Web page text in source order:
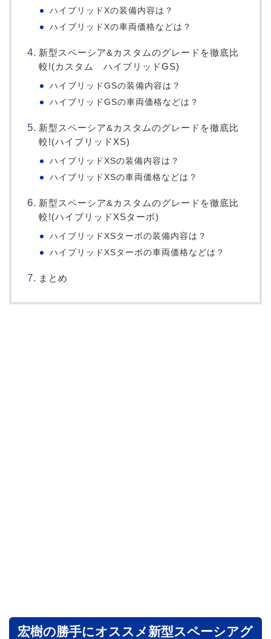
ハイブリッドXの装備内容は？
ハイブリッドXの車両価格などは？
新型スペーシア&カスタムのグレードを徹底比
較!(カスタム ハイブリッドGS)
ハイブリッドGSの装備内容は？
ハイブリッドGSの車両価格などは？
新型スペーシア&カスタムのグレードを徹底比
較!(ハイブリッドXS)
ハイブリッドXSの装備内容は？
ハイブリッドXSの車両価格などは？
新型スペーシア&カスタムのグレードを徹底比
較!(ハイブリッドXSターボ)
ハイブリッドXSターボの装備内容は？
ハイブリッドXSターボの車両価格などは？
まとめ
宏樹の勝手にオススメ新型スペーシアグ